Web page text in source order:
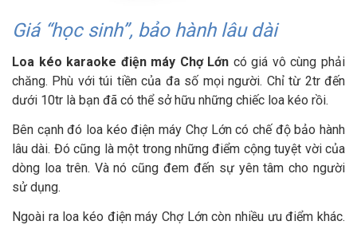
Giá “học sinh”, bảo hành lâu dài
Loa kéo karaoke điện máy Chợ Lớn có giá vô cùng phải
chăng. Phù với túi tiền của đa số mọi người. Chỉ từ 2tr đến
dưới 10tr là bạn đã có thể sở hữu những chiếc loa kéo rồi.
Bên cạnh đó loa kéo điện máy Chợ Lớn có chế độ bảo hành
lâu dài. Đó cũng là một trong những điểm cộng tuyệt vời của
dòng loa trên. Và nó cũng đem đến sự yên tâm cho người
sử dụng.
Ngoài ra loa kéo điện máy Chợ Lớn còn nhiều ưu điểm khác.